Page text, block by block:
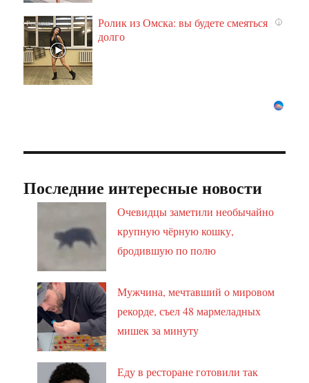
i
Ролик из Омска: вы будете смеяться
долго
Последние интересные новости
Очевидцы заметили необычайно
крупную чёрную кошку,
бродившую по полю
Мужчина, мечтавший о мировом
рекорде, съел 48 мармеладных
мишек за минуту
Еду в ресторане готовили так